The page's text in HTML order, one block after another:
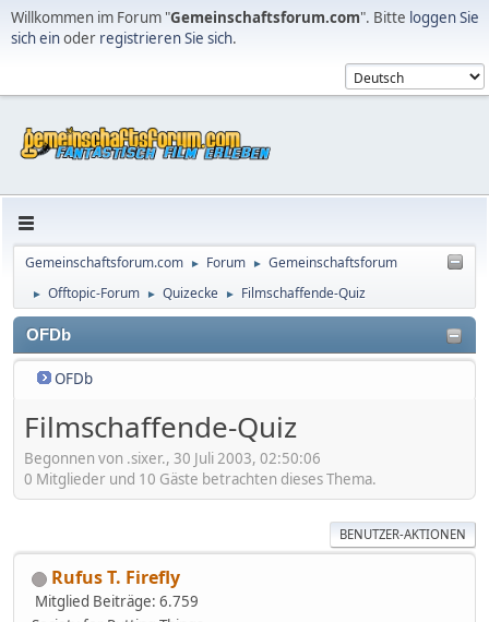
Willkommen im Forum "Gemeinschaftsforum.com". Bitte loggen Sie
sich einoder registrieren Sie sich.
Gemeinschaftsforum.com ► Forum ► Gemeinschaftsforum
► Offtopic-Forum ► Quizecke ► Filmschaffende-Quiz
OFDb
OFDb
Filmschaffende-Quiz
Begonnen von .sixer., 30 Juli 2003, 02:50:06
0 Mitglieder und 10 Gäste betrachten dieses Thema.
BENUTZER-AKTIONEN
Rufus T. Firefly
Mitglied Beiträge: 6.759